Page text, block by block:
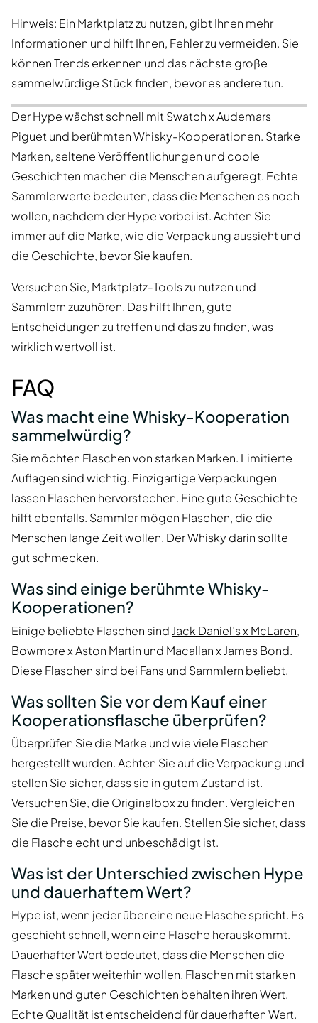
Hinweis: Ein Marktplatz zu nutzen, gibt Ihnen mehr
Informationen und hilft Ihnen, Fehler zu vermeiden. Sie
können Trends erkennen und das nächste große
sammelwürdige Stück finden, bevor es andere tun.
Der Hype wächst schnell mit Swatch x Audemars
Piguet und berühmten Whisky-Kooperationen. Starke
Marken, seltene Veröffentlichungen und coole
Geschichten machen die Menschen aufgeregt. Echte
Sammlerwerte bedeuten, dass die Menschen es noch
wollen, nachdem der Hype vorbei ist. Achten Sie
immer auf die Marke, wie die Verpackung aussieht und
die Geschichte, bevor Sie kaufen.
Versuchen Sie, Marktplatz-Tools zu nutzen und
Sammlern zuzuhören. Das hilft Ihnen, gute
Entscheidungen zu treffen und das zu finden, was
wirklich wertvoll ist.
FAQ
Was macht eine Whisky-Kooperation
sammelwürdig?
Sie möchten Flaschen von starken Marken. Limitierte
Auflagen sind wichtig. Einzigartige Verpackungen
lassen Flaschen hervorstechen. Eine gute Geschichte
hilft ebenfalls. Sammler mögen Flaschen, die die
Menschen lange Zeit wollen. Der Whisky darin sollte
gut schmecken.
Was sind einige berühmte Whisky-
Kooperationen?
Einige beliebte Flaschen sind Jack Daniel’s x McLaren,
Bowmore x Aston Martin und Macallan x James Bond.
Diese Flaschen sind bei Fans und Sammlern beliebt.
Was sollten Sie vor dem Kauf einer
Kooperationsflasche überprüfen?
Überprüfen Sie die Marke und wie viele Flaschen
hergestellt wurden. Achten Sie auf die Verpackung und
stellen Sie sicher, dass sie in gutem Zustand ist.
Versuchen Sie, die Originalbox zu finden. Vergleichen
Sie die Preise, bevor Sie kaufen. Stellen Sie sicher, dass
die Flasche echt und unbeschädigt ist.
Was ist der Unterschied zwischen Hype
und dauerhaftem Wert?
Hype ist, wenn jeder über eine neue Flasche spricht. Es
geschieht schnell, wenn eine Flasche herauskommt.
Dauerhafter Wert bedeutet, dass die Menschen die
Flasche später weiterhin wollen. Flaschen mit starken
Marken und guten Geschichten behalten ihren Wert.
Echte Qualität ist entscheidend für dauerhaften Wert.